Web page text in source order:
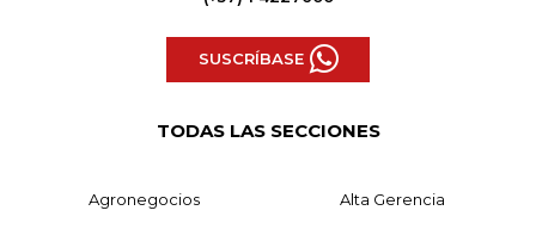
SUSCRÍBASE
TODAS LAS SECCIONES
Agronegocios Alta Gerencia